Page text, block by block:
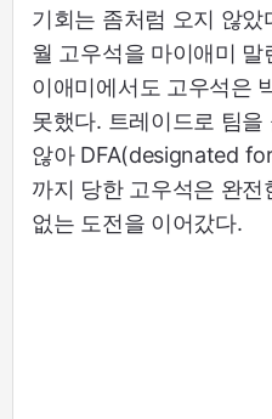
기회는 좀처럼 오지 않
월 고우석을 마이애미
이애미에서도 고우석은
못했다. 트레이드로 팀을
않아 DFA(designated
까지 당한 고우석은 완
없는 도전을 이어갔다.